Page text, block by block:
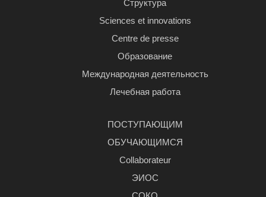
Структура
Sciences et innovations
Centre de presse
Образование
Международная деятельность
Лечебная работа
ПОСТУПАЮЩИМ
ОБУЧАЮЩИМСЯ
Сollaborateur
ЭИОС